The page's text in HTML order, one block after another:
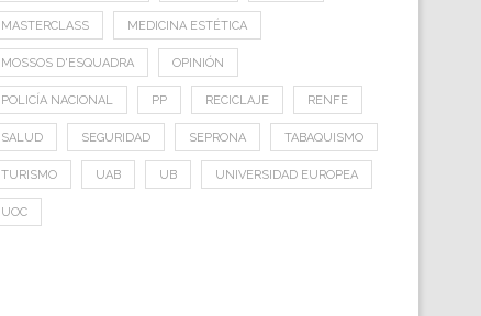
MASTERCLASS MEDICINA ESTÉTICA
MOSSOS D'ESQUADRA OPINIÓN
POLICÍA NACIONAL PP RECICLAJE RENFE
SALUD SEGURIDAD SEPRONA TABAQUISMO
TURISMO UAB UB UNIVERSIDAD EUROPEA
UOC